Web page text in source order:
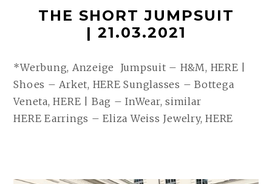
THE SHORT JUMPSUIT
| 21.03.2021
*Werbung, Anzeige Jumpsuit – H&M, HERE |
Shoes – Arket, HERE Sunglasses – Bottega
Veneta, HERE | Bag – InWear, similar
HERE Earrings – Eliza Weiss Jewelry, HERE